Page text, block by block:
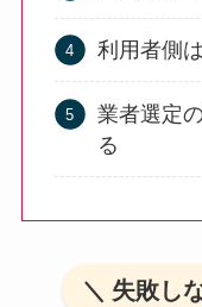
利用者側
業者選定
る
＼ 失敗し